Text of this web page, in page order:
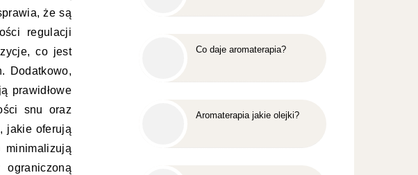
że są
regulacji
co jest
Dodatkowo,
prawidłowe
snu oraz
jakie oferują
Co daje aromaterapia?
Aromaterapia jakie olejki?